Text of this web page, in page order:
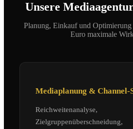
Unsere
Planung, Einkauf und
Euro maximale
Mediaplanung & Channel-
Reichweitenanalyse,
Zielgruppenüberschneidung,